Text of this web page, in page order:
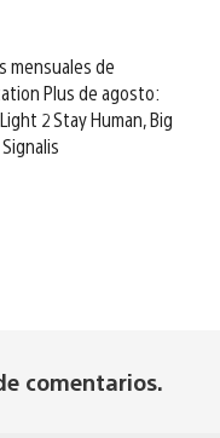
mensuales de
Plus de agosto:
2 Stay Human, Big
comentarios.